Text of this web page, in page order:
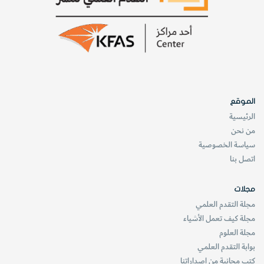
الموقع
الرئيسية
من نحن
سياسة الخصوصية
اتصل بنا
مجلات
مجلة التقدم العلمي
مجلة كيف تعمل الأشياء
مجلة العلوم
بوابة التقدم العلمي
كتب مجانية من اصداراتنا